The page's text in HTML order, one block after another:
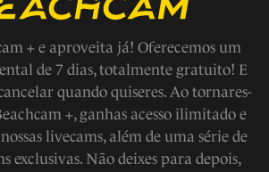
+ e aproveita já! Oferecemos um
de 7 dias, totalmente gratuito! E
quando quiseres. Ao tornares-
+, ganhas acesso ilimitado e
livecams, além de uma série de
exclusivas. Não deixes para depois,